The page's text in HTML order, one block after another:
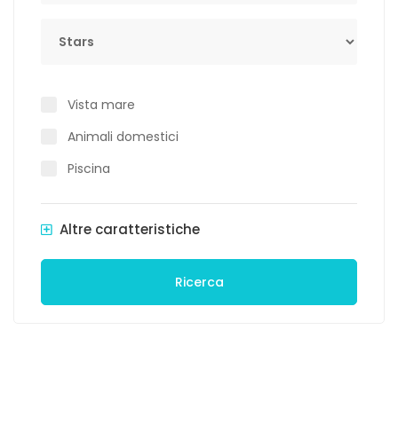
Vista mare
Animali domestici
Piscina
Altre caratteristiche
Ricerca